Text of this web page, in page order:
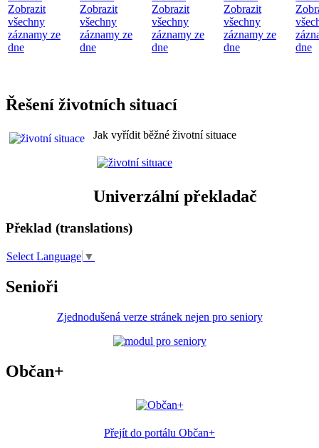
Zobrazit
všechny
záznamy ze
dne
Zobrazit
všechny
záznamy ze
dne
Zobrazit
všechny
záznamy ze
dne
Zobrazit
všechny
záznamy ze
dne
dne
Řešení životních situací
Jak vyřídit běžné životní situace
Univerzální překladač
Překlad (translations)
Select Language ▼
Senioři
Zjednodušená verze stránek nejen pro seniory
Občan+
Přejít do portálu Občan+